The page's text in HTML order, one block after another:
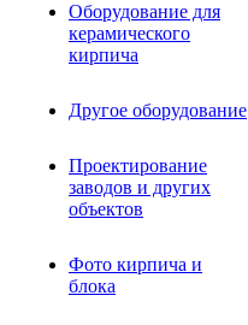
Оборудование для
керамического
кирпича
Другое оборудование
Проектирование
заводов и других
объектов
Фото кирпича и
блока